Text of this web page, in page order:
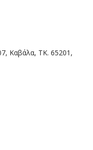
Καβάλα, ΤΚ. 65201,